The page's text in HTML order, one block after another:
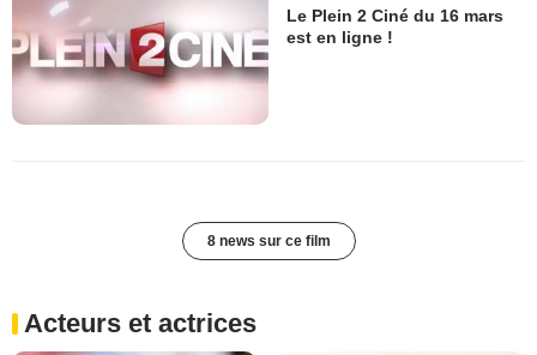
Le Plein 2 Ciné du 16 mars
est en ligne !
8 news sur ce film
Acteurs et actrices